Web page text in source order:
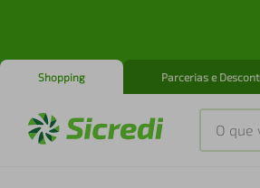
Shopping Parcerias e
O que